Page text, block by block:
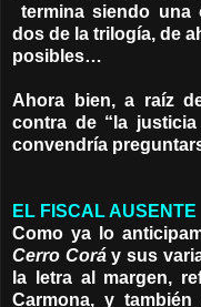
termina siendo
dos de la trilogía, de
posibles…
Ahora bien, a raíz
contra de “la
convendría
EL FISCAL AUSENTE
Como ya lo
Cerro Coráy sus
la letra al margen,
Carmona, y